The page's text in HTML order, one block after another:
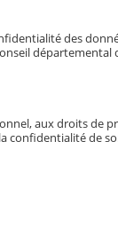
des
aux droits de
confidentialité de